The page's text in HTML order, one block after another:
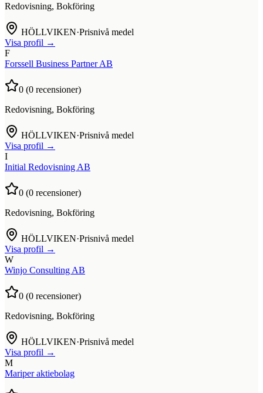
Redovisning, Bokföring
HÖLLVIKEN·Prisnivå medel
Visa profil →
F
Forssell Business Partner AB
0 (0 recensioner)
Redovisning, Bokföring
HÖLLVIKEN·Prisnivå medel
Visa profil →
I
Initial Redovisning AB
0 (0 recensioner)
Redovisning, Bokföring
HÖLLVIKEN·Prisnivå medel
Visa profil →
W
Winjo Consulting AB
0 (0 recensioner)
Redovisning, Bokföring
HÖLLVIKEN·Prisnivå medel
Visa profil →
M
Mariper aktiebolag